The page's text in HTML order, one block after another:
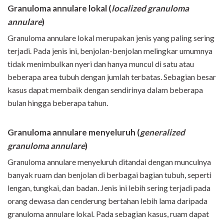
Granuloma annulare lokal (localized granuloma
annulare)
Granuloma annulare lokal merupakan jenis yang paling sering
terjadi. Pada jenis ini, benjolan-benjolan melingkar umumnya
tidak menimbulkan nyeri dan hanya muncul di satu atau
beberapa area tubuh dengan jumlah terbatas. Sebagian besar
kasus dapat membaik dengan sendirinya dalam beberapa
bulan hingga beberapa tahun.
Granuloma annulare menyeluruh (generalized
granuloma annulare)
Granuloma annulare menyeluruh ditandai dengan munculnya
banyak ruam dan benjolan di berbagai bagian tubuh, seperti
lengan, tungkai, dan badan. Jenis ini lebih sering terjadi pada
orang dewasa dan cenderung bertahan lebih lama daripada
granuloma annulare lokal. Pada sebagian kasus, ruam dapat